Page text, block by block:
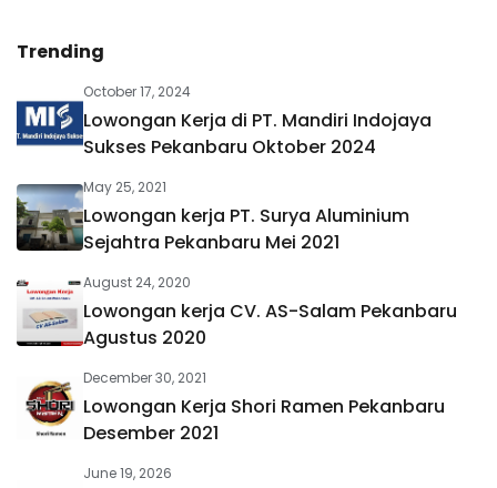
Trending
October 17, 2024
Lowongan Kerja di PT. Mandiri Indojaya
Sukses Pekanbaru Oktober 2024
May 25, 2021
Lowongan kerja PT. Surya Aluminium
Sejahtra Pekanbaru Mei 2021
August 24, 2020
Lowongan kerja CV. AS-Salam Pekanbaru
Agustus 2020
December 30, 2021
Lowongan Kerja Shori Ramen Pekanbaru
Desember 2021
June 19, 2026